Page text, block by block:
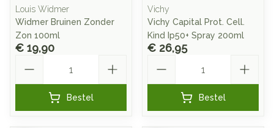
Louis Widmer
Widmer Bruinen Zonder
Zon 100ml
€ 19,90
Bestel
Vichy
Vichy Capital Prot. Cell.
Kind Ip50+ Spray 200ml
€ 26,95
Bestel